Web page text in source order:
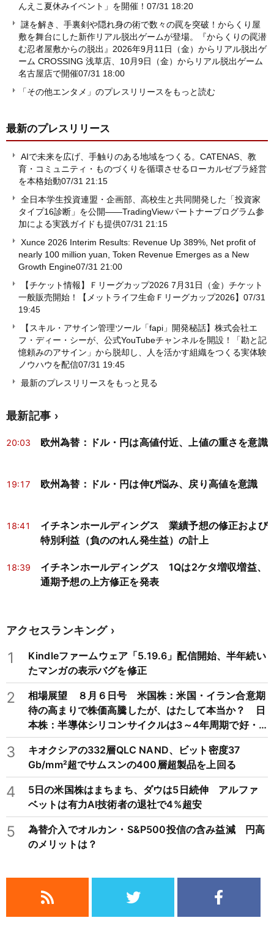
んえこ夏休みイベント」を開催！ 07/31 18:20
謎を解き、手裏剣や隠れ身の術で数々の罠を突破！からくり屋
敷を舞台にした新作リアル脱出ゲームが登場。『からくりの罠潜
む忍者屋敷からの脱出』2026年9月11日（金）からリアル脱出ゲ
ーム CROSSING 浅草店、10月9日（金）からリアル脱出ゲーム
名古屋店で開催07/31 18:00
「その他エンタメ」のプレスリリースをもっと読む
最新のプレスリリース
AIで未来を広げ、手触りのある地域をつくる。CATENAS、教
育・コミュニティ・ものづくりを循環させるローカルゼブラ経営
を本格始動07/31 21:15
全日本学生投資連盟・企画部、高校生と共同開発した「投資家
タイプ16診断」を公開――TradingViewパートナープログラム参
加による実践ガイドも提供07/31 21:15
Xunce 2026 Interim Results: Revenue Up 389%, Net profit of
nearly 100 million yuan, Token Revenue Emerges as a New
Growth Engine07/31 21:00
【チケット情報】Ｆリーグカップ2026 7月31日（金）チケット
一般販売開始！【メットライフ生命Ｆリーグカップ2026】 07/31
19:45
【スキル・アサイン管理ツール「fapi」開発秘話】株式会社エ
フ・ディー・シーが、公式YouTubeチャンネルを開設！「勘と記
憶頼みのアサイン」から脱却し、人を活かす組織をつくる実体験
ノウハウを配信07/31 19:45
最新のプレスリリースをもっと見る
最新記事
20:03 欧州為替：ドル・円は高値付近、上値の重さを意識
19:17 欧州為替：ドル・円は伸び悩み、戻り高値を意識
18:41
イチネンホールディングス 業績予想の修正および
特別利益（負ののれん発生益）の計上
18:39
イチネンホールディングス 1Qは2ケタ増収増益、
通期予想の上方修正を発表
アクセスランキング
1
Kindleファームウェア「5.19.6」配信開始、半年続い
たマンガの表示バグを修正
2
相場展望 ８月６日号 米国株：米国・イラン合意期
待の高まりで株価高騰したが、はたして本当か？ 日
本株：半導体シリコンサイクルは3～4年周期で好・
不況を繰り返すため注意
3
キオクシアの332層QLC NAND、ビット密度37
Gb/mm²超でサムスンの400層超製品を上回る
4
5日の米国株はまちまち、ダウは5日続伸 アルファ
ベットは有力AI技術者の退社で4%超安
5
為替介入でオルカン・S&P500投信の含み益減 円高
のメリットは？